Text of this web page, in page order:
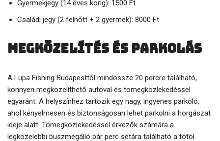
Gyermekjegy (14 éves korig): 1500 Ft
Családi jegy (2 felnőtt + 2 gyermek): 8000 Ft
Megközelítés és parkolás
A Lupa Fishing Budapesttől mindössze 20 percre található,
könnyen megközelíthető autóval és tömegközlekedéssel
egyaránt. A helyszínhez tartozik egy nagy, ingyenes parkoló,
ahol kényelmesen és biztonságosan lehet parkolni a horgászat
ideje alatt. Tömegközlekedéssel érkezők számára a
legközelebbi buszmegálló pár perc sétára található a tótól.